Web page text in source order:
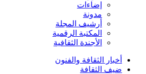
إضاءات
مدونة
أرشيف المجلة
المكتبة الرقمية
الأجندة الثقافية
أخبار الثقافة والفنون
ضيف الثقافة